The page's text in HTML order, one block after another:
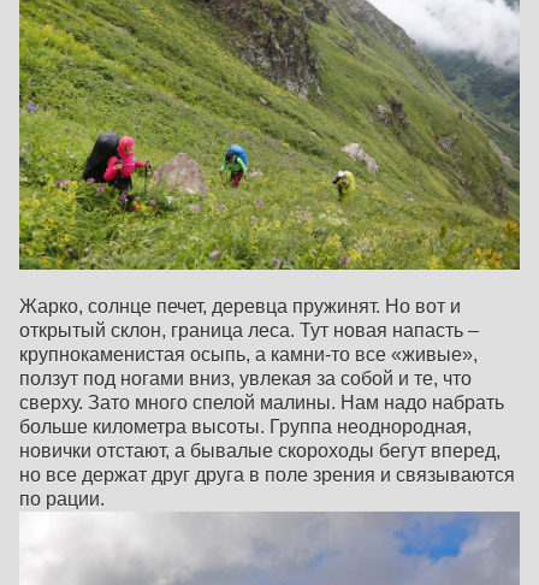
Жарко, солнце печет, деревца пружинят. Но вот и
открытый склон, граница леса. Тут новая напасть –
крупнокаменистая осыпь, а камни-то все «живые»,
ползут под ногами вниз, увлекая за собой и те, что
сверху. Зато много спелой малины. Нам надо набрать
больше километра высоты. Группа неоднородная,
новички отстают, а бывалые скороходы бегут вперед,
но все держат друг друга в поле зрения и связываются
по рации.